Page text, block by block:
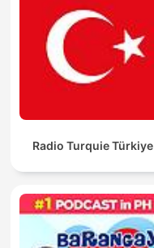
Radio Turquie Türkiye